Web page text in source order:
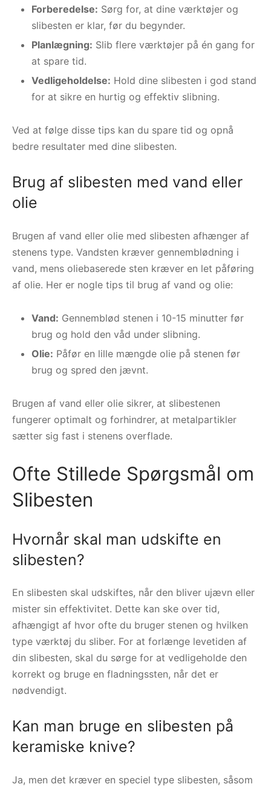
Forberedelse: Sørg for, at dine værktøjer og
slibesten er klar, før du begynder.
Planlægning: Slib flere værktøjer på én gang for
at spare tid.
Vedligeholdelse: Hold dine slibesten i god stand
for at sikre en hurtig og effektiv slibning.
Ved at følge disse tips kan du spare tid og opnå
bedre resultater med dine slibesten.
Brug af slibesten med vand eller
olie
Brugen af vand eller olie med slibesten afhænger af
stenens type. Vandsten kræver gennemblødning i
vand, mens oliebaserede sten kræver en let påføring
af olie. Her er nogle tips til brug af vand og olie:
Vand: Gennemblød stenen i 10-15 minutter før
brug og hold den våd under slibning.
Olie: Påfør en lille mængde olie på stenen før
brug og spred den jævnt.
Brugen af vand eller olie sikrer, at slibestenen
fungerer optimalt og forhindrer, at metalpartikler
sætter sig fast i stenens overflade.
Ofte Stillede Spørgsmål om
Slibesten
Hvornår skal man udskifte en
slibesten?
En slibesten skal udskiftes, når den bliver ujævn eller
mister sin effektivitet. Dette kan ske over tid,
afhængigt af hvor ofte du bruger stenen og hvilken
type værktøj du sliber. For at forlænge levetiden af
din slibesten, skal du sørge for at vedligeholde den
korrekt og bruge en fladningssten, når det er
nødvendigt.
Kan man bruge en slibesten på
keramiske knive?
Ja, men det kræver en speciel type slibesten, såsom